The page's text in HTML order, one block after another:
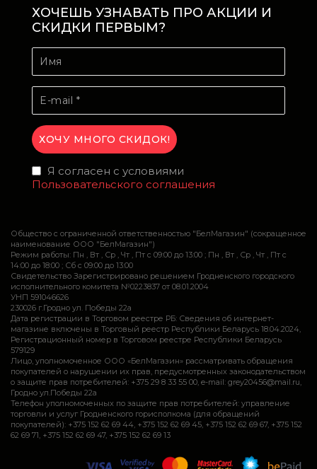
ХОЧЕШЬ УЗНАВАТЬ ПРО АКЦИИ И
СКИДКИ ПЕРВЫМ?
Я согласен с условиями
Пользовательского соглашения
Общество с ограниченной ответственностью "БелМагазин" (сокращенное
наименование ООО "БелМагазин")
Режим работы: Пн , Вт , Ср , Чт , Пт c 09:00 до 13:00 ; Пн , Вт , Ср , Чт , Пт c
14:00 до 18:00 ; Сб c 09:00 до 13:00
Свидетельство Зарегистрировано решением Гродненского городского
исполнительного комитета №0223837 от 08.01.2004
УНП 591046626
230026 г.Гродно ул. Победы 22а
Дата регистрации в Торговом реестре РБ: Сведения об интернет-
магазине включены в Торговый реестр Республики Беларусь 18.04.2024,
Регистрационный номер в Торговом реестре Республики Беларусь
579129
Лицо, уполномоченное ООО «БелМагазин» рассматривать обращения
покупателей о нарушении их прав, предусмотренных законодательством
о защите прав потребителей: +375 29 8 33 55 00, e-mail: grey20456@mail.ru,
Гродно ул.Победы 22а
Телефон уполномоченных по защите прав потребителей: управление
торговли и услуг Гродненского горисполкома (для обращений
покупателей): +375 152 62 69 44, +375 152 62 69 45, +375 152 62 69 67, +375 152
62 69 71, +375 152 62 69 47, +375 152 62 69 13